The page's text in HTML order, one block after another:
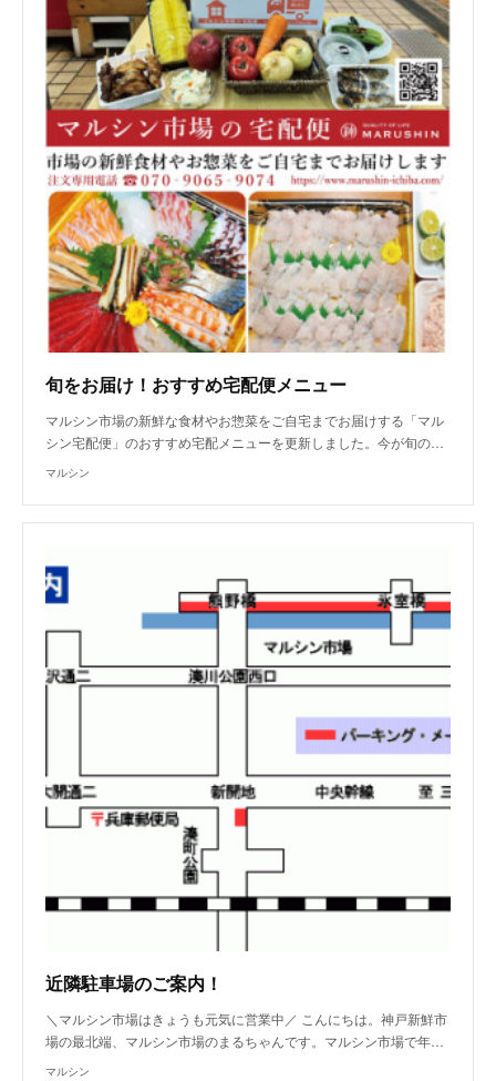
旬をお届け！おすすめ宅配便メニュー
マルシン市場の新鮮な食材やお惣菜をご自宅までお届けする「マル
シン宅配便」のおすすめ宅配メニューを更新しました。今が旬の…
マルシン
近隣駐車場のご案内！
＼マルシン市場はきょうも元気に営業中／ こんにちは。神戸新鮮市
場の最北端、マルシン市場のまるちゃんです。マルシン市場で年…
マルシン